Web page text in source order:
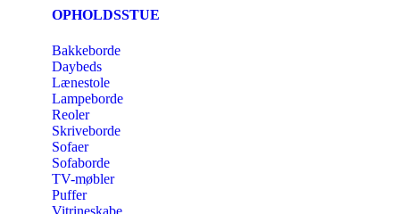
OPHOLDSSTUE
Bakkeborde
Daybeds
Lænestole
Lampeborde
Reoler
Skriveborde
Sofaer
Sofaborde
TV-møbler
Puffer
Vitrineskabe